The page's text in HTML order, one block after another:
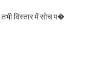
सू
C
A
विस्तार में सोच प�